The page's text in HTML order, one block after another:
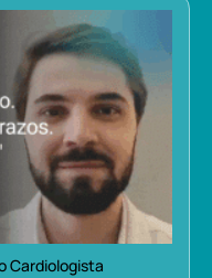
Cardiologista